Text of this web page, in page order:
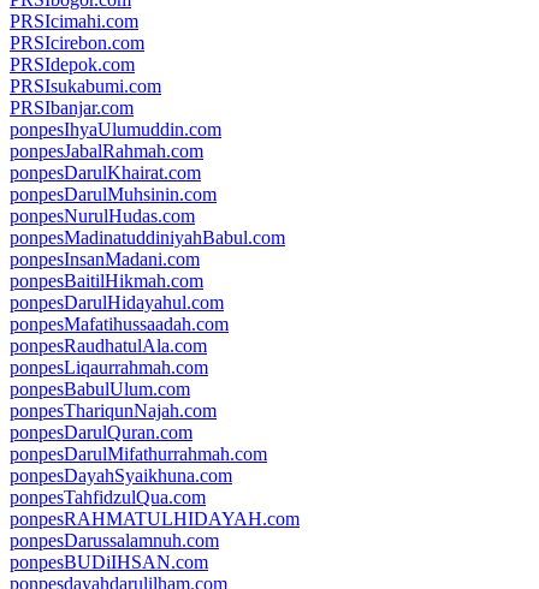
PRSIcimahi.com
PRSIcirebon.com
PRSIdepok.com
PRSIsukabumi.com
PRSIbanjar.com
ponpesIhyaUlumuddin.com
ponpesJabalRahmah.com
ponpesDarulKhairat.com
ponpesDarulMuhsinin.com
ponpesNurulHudas.com
ponpesMadinatuddiniyahBabul.com
ponpesInsanMadani.com
ponpesBaitilHikmah.com
ponpesDarulHidayahul.com
ponpesMafatihussaadah.com
ponpesRaudhatulAla.com
ponpesLiqaurrahmah.com
ponpesBabulUlum.com
ponpesThariqunNajah.com
ponpesDarulQuran.com
ponpesDarulMifathurrahmah.com
ponpesDayahSyaikhuna.com
ponpesTahfidzulQua.com
ponpesRAHMATULHIDAYAH.com
ponpesDarussalamnuh.com
ponpesBUDiIHSAN.com
ponpesdayahdarulilham.com